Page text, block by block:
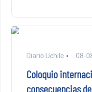
Diario Uchile 08-
Coloquio
consecuencias